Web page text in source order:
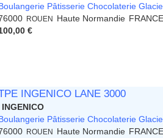
Pâtisserie Chocolaterie
ROUEN Haute Normandie FRANCE
€
INGENICO LANE 3000
INGENICO
Pâtisserie Chocolaterie
ROUEN Haute Normandie FRANCE